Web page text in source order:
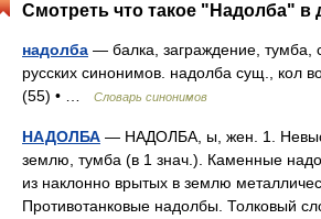
Смотреть что такое "Надолба" в
надолба — балка, заграждение, тумба,
русских синонимов. надолба сущ., кол
(55) • …
Словарь синонимов
НАДОЛБА — НАДОЛБА, ы, жен. 1.
землю, тумба (в 1 знач.). Каменные
из наклонно врытых в землю
Противотанковые надолбы. Толковый